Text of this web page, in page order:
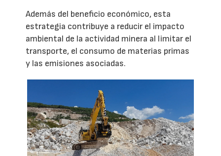
Además del beneficio económico, esta
estrategia contribuye a reducir el impacto
ambiental de la actividad minera al limitar el
transporte, el consumo de materias primas
y las emisiones asociadas.